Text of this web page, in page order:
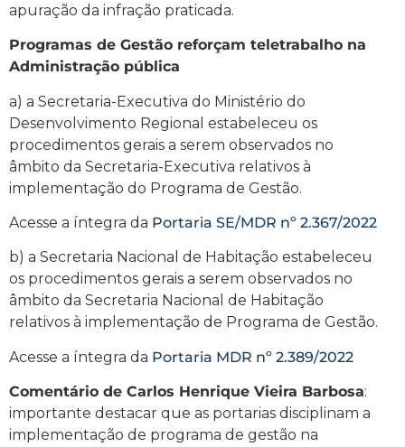
apuração da infração praticada.
Programas de Gestão reforçam teletrabalho na
Administração pública
a) a Secretaria-Executiva do Ministério do
Desenvolvimento Regional estabeleceu os
procedimentos gerais a serem observados no
âmbito da Secretaria-Executiva relativos à
implementação do Programa de Gestão.
Acesse a íntegra da Portaria SE/MDR nº 2.367/2022
b) a Secretaria Nacional de Habitação estabeleceu
os procedimentos gerais a serem observados no
âmbito da Secretaria Nacional de Habitação
relativos à implementação de Programa de Gestão.
Acesse a íntegra da Portaria MDR nº 2.389/2022
Comentário de Carlos Henrique Vieira Barbosa:
importante destacar que as portarias disciplinam a
implementação de programa de gestão na